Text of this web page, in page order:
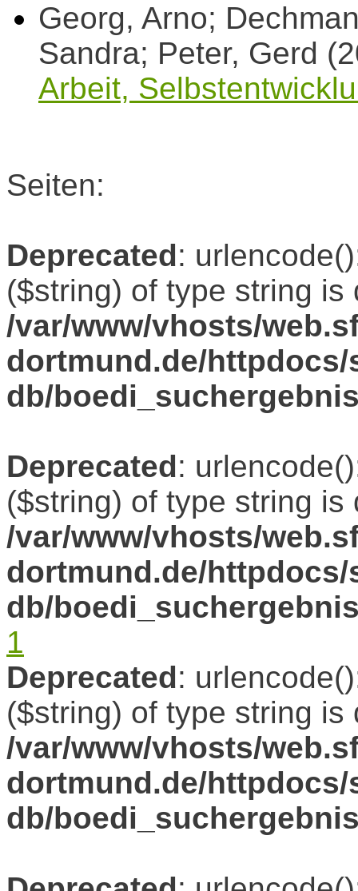
Georg, Arno;
Sandra; Peter, Gerd
Arbeit,
Seiten:
Deprecated:
($string) of type string is
/var/www/vhosts/
dortmund.de/httpdocs/
db/
Deprecated:
($string) of type string is
/var/www/vhosts/
dortmund.de/httpdocs/
db/
1
Deprecated:
($string) of type string is
/var/www/vhosts/
dortmund.de/httpdocs/
db/